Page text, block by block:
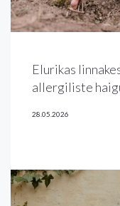
Elurikas
allergiliste
28.05.2026